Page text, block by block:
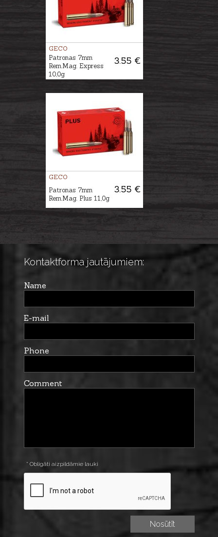
GECO
3.55 €
Patronas 7mm
Rem.Mag. Express
10,0g
GECO
3.55 €
Patronas 7mm
Rem.Mag. Plus 11,0g
Kontaktforma jautājumiem:
Name
E-mail
Phone
Comment
* Obligāti aizpildāmie lauki